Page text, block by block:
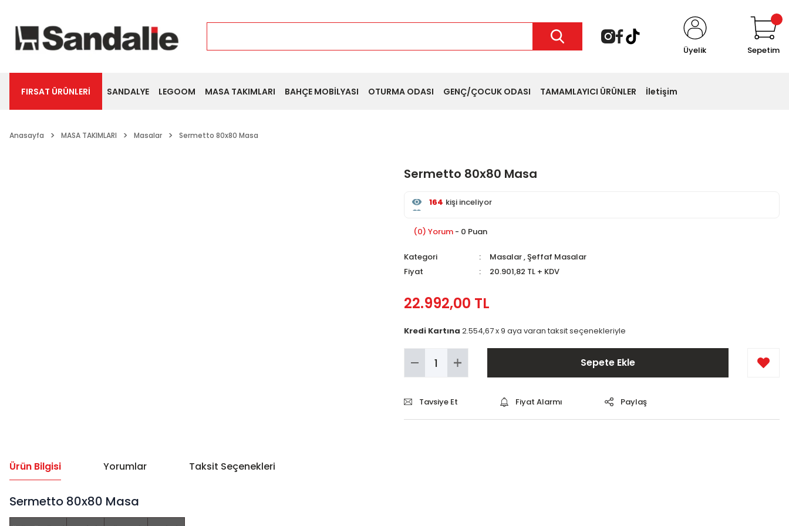
Üyelik Sepetim
FIRSAT ÜRÜNLERİ SANDALYE LEGOOM MASA TAKIMLARI BAHÇE MOBİLYASI OTURMA ODASI GENÇ/ÇOCUK ODASI TAMAMLAYICI ÜRÜNLER İletişim
Anasayfa MASA TAKIMLARI Masalar Sermetto 80x80 Masa
Sermetto 80x80 Masa
Son 24 saat içinde
164 kişi inceledi
(0) Yorum - 0 Puan
Kategori Masalar,Şeffaf Masalar
Fiyat
20.901,82 TL + KDV
22.992,00 TL
Kredi Kartına 2.554,67 x 9 aya varan taksit seçenekleriyle
Sepete Ekle
Tavsiye Et Fiyat Alarmı Paylaş
Ürün Bilgisi Yorumlar Taksit Seçenekleri
Sermetto 80x80 Masa